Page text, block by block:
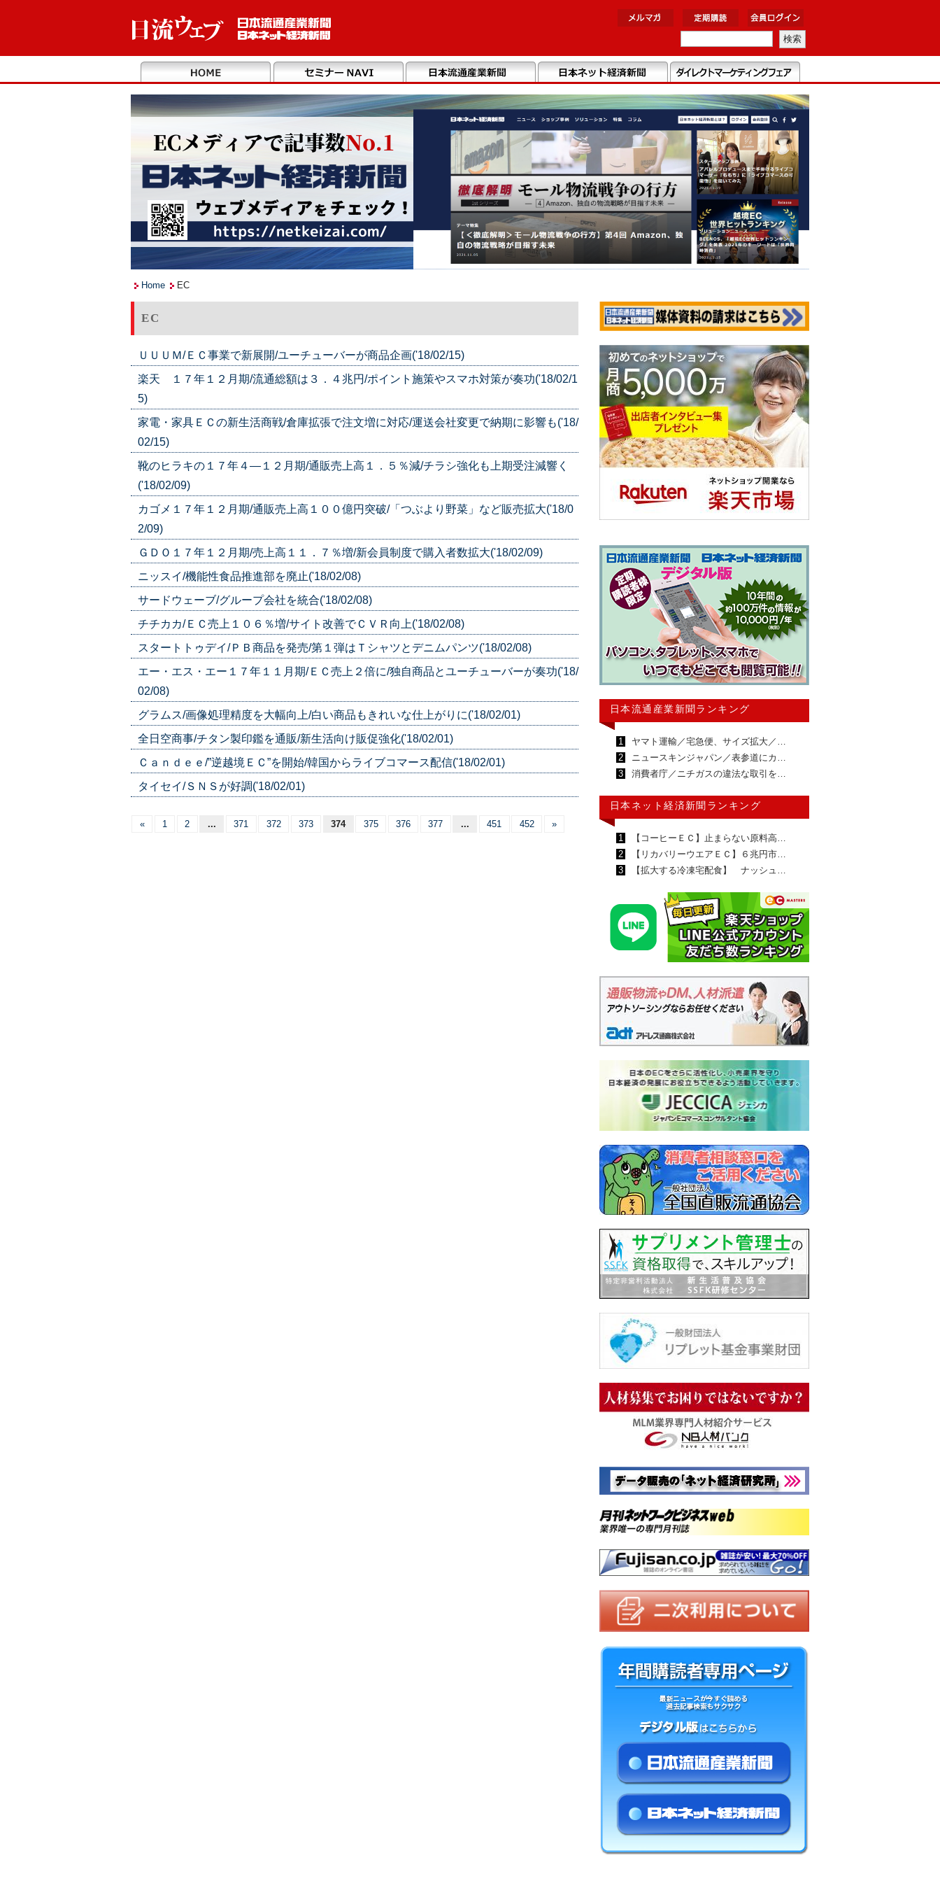
Home EC
EC
ＵＵＵＭ/ＥＣ事業で新展開/ユーチューバーが商品企画('18/02/15)
楽天 １７年１２月期/流通総額は３．４兆円/ポイント施策やスマホ対策が奏功('18/02/1
5)
家電・家具ＥＣの新生活商戦/倉庫拡張で注文増に対応/運送会社変更で納期に影響も('18/
02/15)
靴のヒラキの１７年４―１２月期/通販売上高１．５％減/チラシ強化も上期受注減響く
('18/02/09)
カゴメ１７年１２月期/通販売上高１００億円突破/「つぶより野菜」など販売拡大('18/0
2/09)
ＧＤＯ１７年１２月期/売上高１１．７％増/新会員制度で購入者数拡大('18/02/09)
ニッスイ/機能性食品推進部を廃止('18/02/08)
サードウェーブ/グループ会社を統合('18/02/08)
チチカカ/ＥＣ売上１０６％増/サイト改善でＣＶＲ向上('18/02/08)
スタートトゥデイ/ＰＢ商品を発売/第１弾はＴシャツとデニムパンツ('18/02/08)
エー・エス・エー１７年１１月期/ＥＣ売上２倍に/独自商品とユーチューバーが奏功('18/
02/08)
グラムス/画像処理精度を大幅向上/白い商品もきれいな仕上がりに('18/02/01)
全日空商事/チタン製印鑑を通販/新生活向け販促強化('18/02/01)
Ｃａｎｄｅｅ/”逆越境ＥＣ”を開始/韓国からライブコマース配信('18/02/01)
タイセイ/ＳＮＳが好調('18/02/01)
« 1 2 ... 371 372 373 374 375 376 377 ... 451 452 »
日本流通産業新聞ランキング
1
ヤマト運輸／宅急便、サイズ拡大／…
2
ニュースキンジャパン／表参道にカ…
3
消費者庁／ニチガスの違法な取引を…
日本ネット経済新聞ランキング
1
【コーヒーＥＣ】止まらない原料高…
2
【リカバリーウエアＥＣ】６兆円市…
3
【拡大する冷凍宅配食】 ナッシュ…